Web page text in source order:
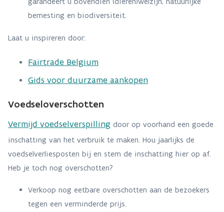
bemesting en biodiversiteit.
Laat u inspireren door:
Fairtrade Belgium
Gids voor duurzame aankopen
Voedseloverschotten
Vermijd voedselverspilling door op voorhand een goede
inschatting van het verbruik te maken. Hou jaarlijks de
voedselverliesposten bij en stem de inschatting hier op af.
Heb je toch nog overschotten?
Verkoop nog eetbare overschotten aan de bezoekers
tegen een verminderde prijs.